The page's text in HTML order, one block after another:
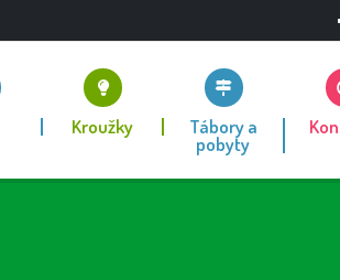
Kroužky Tábory a
pobyty